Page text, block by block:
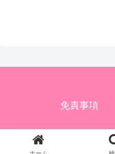
免責事項
© 2020